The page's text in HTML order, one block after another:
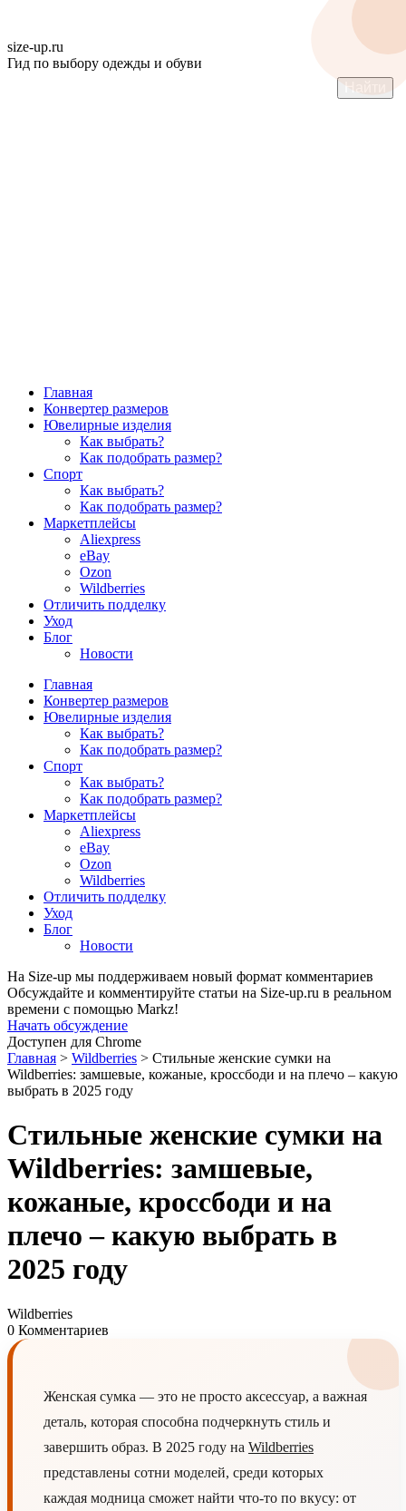
size-up.ru
Гид по выбору одежды и обуви
Главная
Конвертер размеров
Ювелирные изделия
Как выбрать?
Как подобрать размер?
Спорт
Как выбрать?
Как подобрать размер?
Маркетплейсы
Aliexpress
eBay
Ozon
Wildberries
Отличить подделку
Уход
Блог
Новости
Главная
Конвертер размеров
Ювелирные изделия
Как выбрать?
Как подобрать размер?
Спорт
Как выбрать?
Как подобрать размер?
Маркетплейсы
Aliexpress
eBay
Ozon
Wildberries
Отличить подделку
Уход
Блог
Новости
На Size-up мы поддерживаем новый формат комментариев
Обсуждайте и комментируйте статьи на Size-up.ru в реальном
времени с помощью Markz!
Начать обсуждение
Доступен для Chrome
Главная > Wildberries > Стильные женские сумки на
Wildberries: замшевые, кожаные, кроссбоди и на плечо – какую
выбрать в 2025 году
Стильные женские сумки на
Wildberries: замшевые,
кожаные, кроссбоди и на
плечо – какую выбрать в
2025 году
Wildberries
0 Комментариев
Женская сумка — это не просто аксессуар, а важная
деталь, которая способна подчеркнуть стиль и
завершить образ. В 2025 году на Wildberries
представлены сотни моделей, среди которых
каждая модница сможет найти что-то по вкусу: от